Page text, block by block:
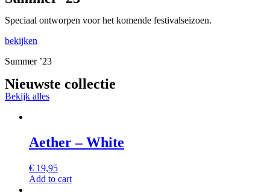
Speciaal ontworpen voor het komende festivalseizoen.
bekijken
Summer ’23
Nieuwste collectie
Bekijk alles
Aether – White
€ 19,95
Add to cart